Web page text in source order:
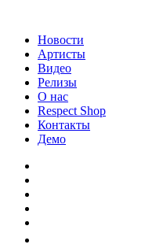
Новости
Артисты
Видео
Релизы
О нас
Respect Shop
Контакты
Демо